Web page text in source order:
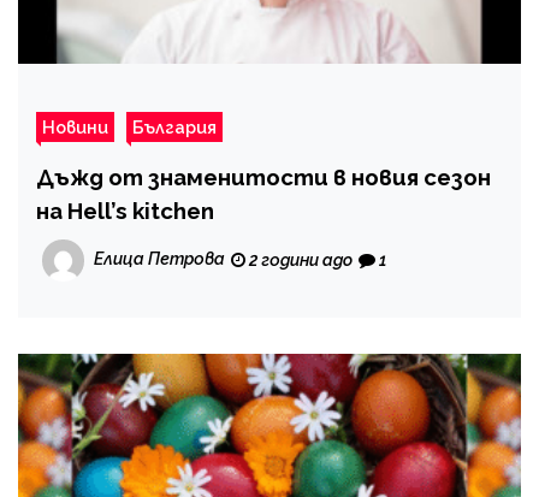
Новини България
Дъжд от знаменитости в новия сезон
на Hell’s kitchen
Елица Петрова 2 години ago 1